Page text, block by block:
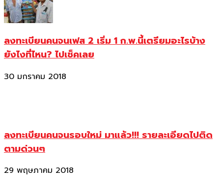
ลงทะเบียนคนจนเฟส 2 เริ่ม 1 ก.พ.นี้เตรียมอะไรบ้าง
ยังไงที่ไหน? ไปเช็คเลย
30 มกราคม 2018
ลงทะเบียนคนจนรอบใหม่ มาแล้ว!!! รายละเอียดไปติด
ตามด่วนๆ
29 พฤษภาคม 2018